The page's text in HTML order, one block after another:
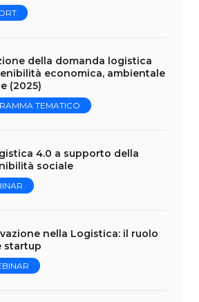
della domanda logistica
economica, ambientale
(2025)
TEMATICO
4.0 a supporto della
sociale
nella Logistica: il ruolo
startup